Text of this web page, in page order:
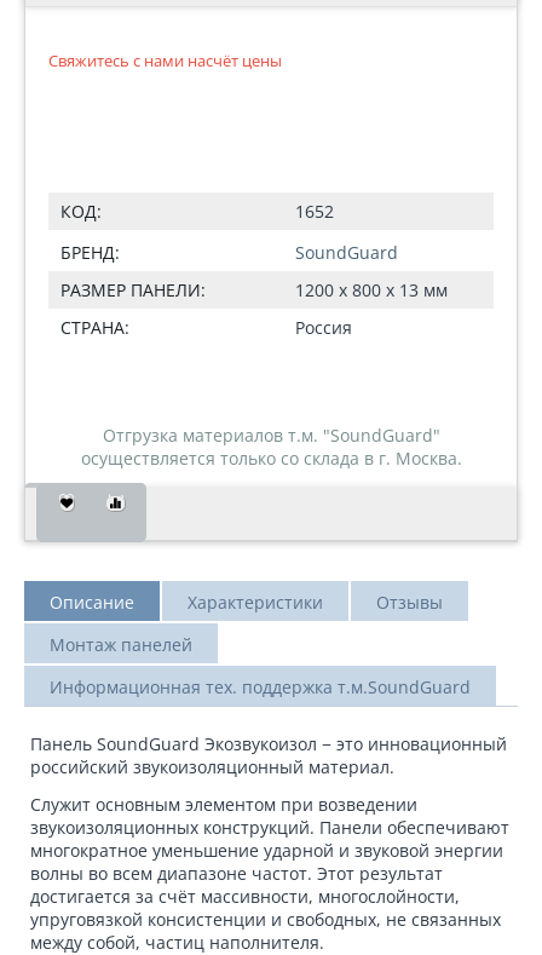
Свяжитесь с нами насчёт цены
КОД:
1652
БРЕНД:
SoundGuard
РАЗМЕР ПАНЕЛИ:
1200 x 800 x 13 мм
СТРАНА:
Россия
Отгрузка материалов т.м. "SoundGuard"
осуществляется только со склада в г. Москва.
Описание Характеристики
Отзывы
Монтаж панелей
Информационная тех. поддержка т.м.SoundGuard
Панель SoundGuard Экозвукоизол − это инновационный
российский звукоизоляционный материал.
Служит основным элементом при возведении
звукоизоляционных конструкций. Панели обеспечивают
многократное уменьшение ударной и звуковой энергии
волны во всем диапазоне частот. Этот результат
достигается за счёт массивности, многослойности,
упруговязкой консистенции и свободных, не связанных
между собой, частиц наполнителя.